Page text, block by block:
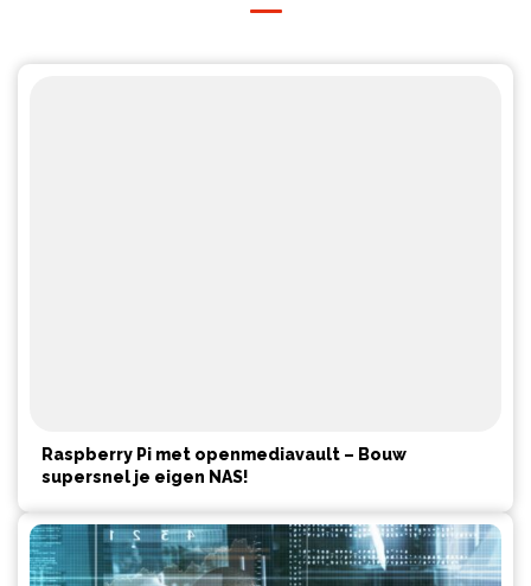
Raspberry Pi met openmediavault – Bouw
supersnel je eigen NAS!